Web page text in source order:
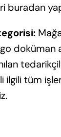
buradan
doküman
ilgili tüm